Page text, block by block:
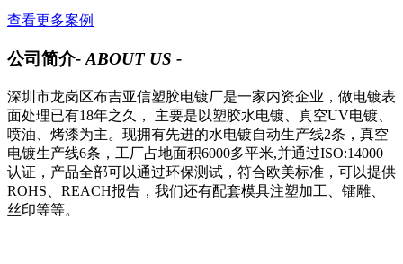
查看更多案例
公司简介- ABOUT US -
深圳市龙岗区布吉亚信塑胶电镀厂是一家内资企业，做电镀表
面处理已有18年之久， 主要是以塑胶水电镀、真空UV电镀、
喷油、烤漆为主。现拥有先进的水电镀自动生产线2条，真空
电镀生产线6条，工厂占地面积6000多平米,并通过ISO:14000
认证，产品全部可以通过环保测试，符合欧美标准，可以提供
ROHS、REACH报告，我们还有配套模具注塑加工、镭雕、
丝印等等。